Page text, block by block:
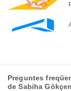
Preguntes
de Sabiha